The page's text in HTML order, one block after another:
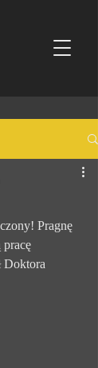
Pragnę
pracę
Doktora